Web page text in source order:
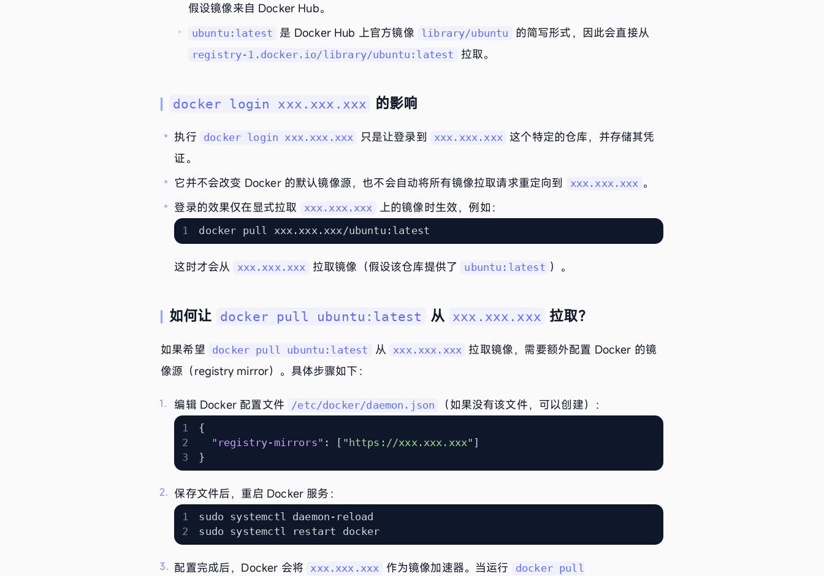
假设镜像来自 Docker Hub。
ubuntu:latest 是 Docker Hub 上官方镜像 library/ubuntu 的简写形式，因此会直接从
registry-1.docker.io/library/ubuntu:latest 拉取。
docker login xxx.xxx.xxx 的影响
执行 docker login xxx.xxx.xxx 只是让登录到 xxx.xxx.xxx
这个特定的仓库，并存储其凭
证。
它并不会改变 Docker 的默认镜像源，也不会自动将所有镜像拉取请求重定向到
xxx.xxx.xxx 。
登录的效果仅在显式拉取
xxx.xxx.xxx 上的镜像时生效，例如：
这时才会从 xxx.xxx.xxx 拉取镜像（假设该仓库提供了 ubuntu:latest ）。
如何让 docker pull ubuntu:latest 从 xxx.xxx.xxx 拉取？
如果希望 docker pull ubuntu:latest 从 xxx.xxx.xxx
拉取镜像，需要额外配置 Docker 的镜
像源（registry mirror）。具体步骤如下：
编辑 Docker 配置文件 /etc/docker/daemon.json （如果没有该文件，可以创建）：
{
"registry-mirrors" : [ "https://xxx.xxx.xxx" ]
}
保存文件后，重启 Docker 服务：
配置完成后，Docker 会将 xxx.xxx.xxx 作为镜像加速器。当运行 docker pull